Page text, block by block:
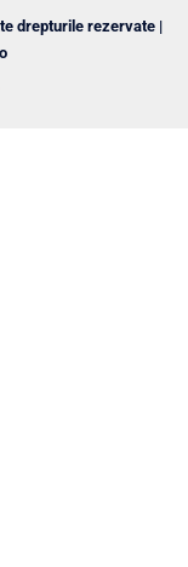
drepturile rezervate |